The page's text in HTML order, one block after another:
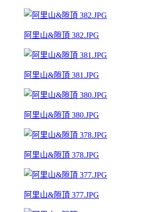
阿里山&隙頂 382.JPG
阿里山&隙頂 381.JPG
阿里山&隙頂 380.JPG
阿里山&隙頂 378.JPG
阿里山&隙頂 377.JPG